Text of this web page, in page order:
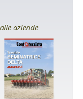
aziende